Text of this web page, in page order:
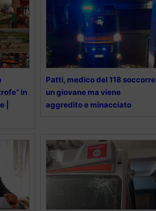
in
|
Patti, medico del 118 soccorre
un giovane ma viene
aggredito e minacciato